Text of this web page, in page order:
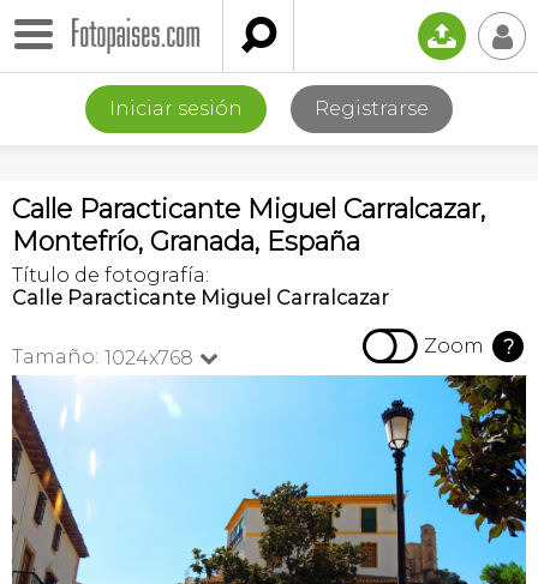
 📤 👤
Iniciar sesión Registrarse
Calle Paracticante Miguel Carralcazar,
Montefrío, Granada, España
Título de fotografía:
Calle Paracticante Miguel Carralcazar
Tamaño: 1024x768   Zoom ?